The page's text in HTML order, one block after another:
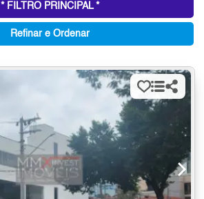
* FILTRO PRINCIPAL *
Refinar e Ordenar